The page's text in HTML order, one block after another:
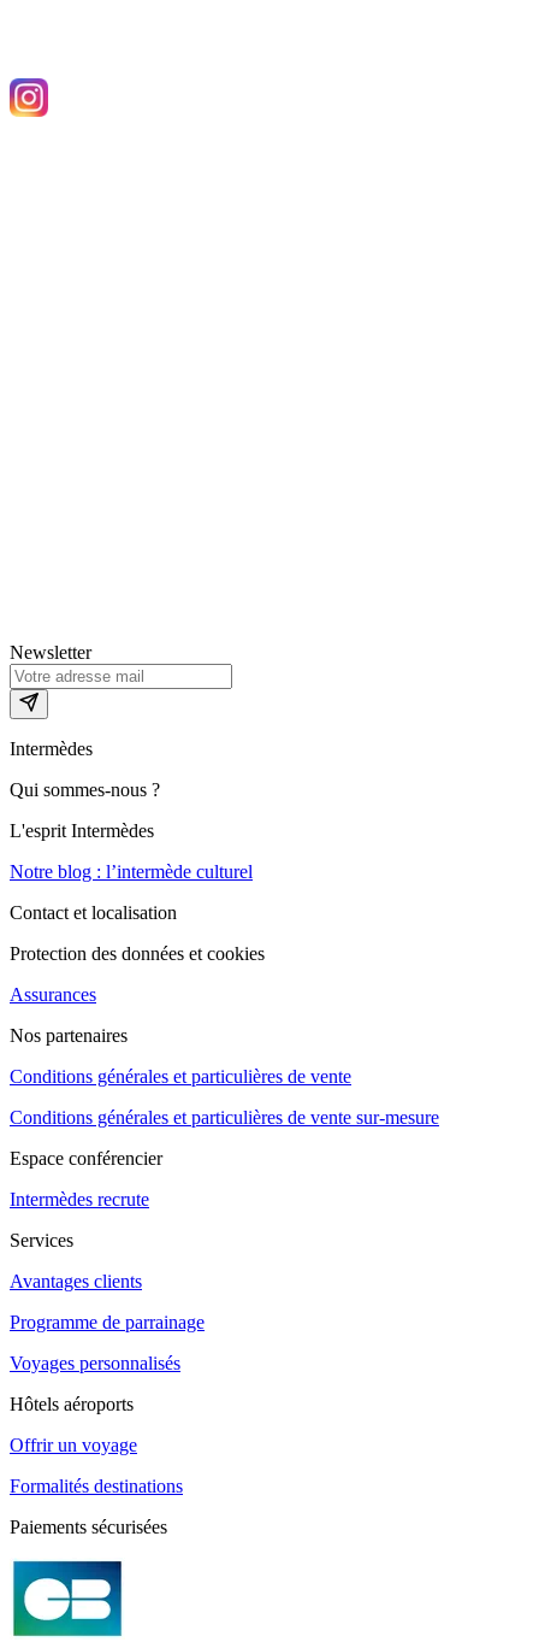
Newsletter
Intermèdes
Qui sommes-nous ?
L'esprit Intermèdes
Notre blog : l’intermède culturel
Contact et localisation
Protection des données et cookies
Assurances
Nos partenaires
Conditions générales et particulières de vente
Conditions générales et particulières de vente sur-mesure
Espace conférencier
Intermèdes recrute
Services
Avantages clients
Programme de parrainage
Voyages personnalisés
Hôtels aéroports
Offrir un voyage
Formalités destinations
Paiements sécurisées